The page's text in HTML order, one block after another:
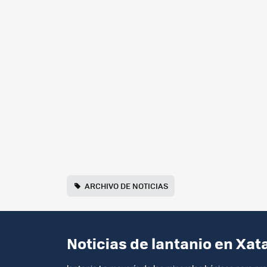
ARCHIVO DE NOTICIAS
Noticias de lantanio en